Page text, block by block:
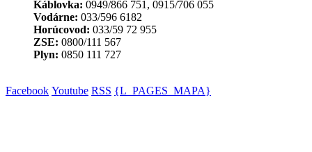
Káblovka: 0949/866 751, 0915/706 055
Vodárne: 033/596 6182
Horúcovod: 033/59 72 955
ZSE: 0800/111 567
Plyn: 0850 111 727
Facebook Youtube RSS {L_PAGES_MAPA}